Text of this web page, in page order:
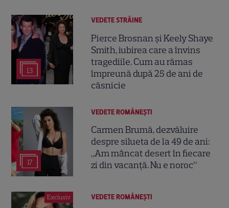
13
VEDETE STRĂINE
Pierce Brosnan și Keely Shaye
Smith, iubirea care a învins
tragediile. Cum au rămas
împreună după 25 de ani de
căsnicie
17
VEDETE ROMÂNEŞTI
Carmen Brumă, dezvăluire
despre silueta de la 49 de ani:
„Am mâncat desert în fiecare
zi din vacanță. Nu e noroc”
Exclusiv VEDETE ROMÂNEŞTI